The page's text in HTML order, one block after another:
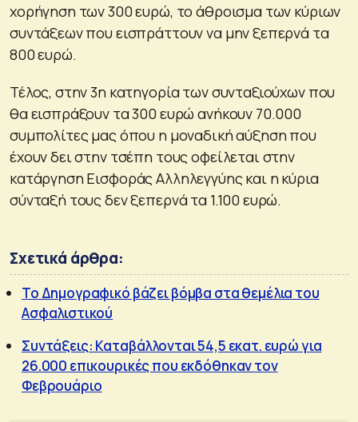
χορήγηση των 300 ευρώ, το άθροισμα των κύριων
συντάξεων που εισπράττουν να μην ξεπερνά τα
800 ευρώ.
Τέλος, στην 3η κατηγορία των συνταξιούχων που
θα εισπράξουν τα 300 ευρώ ανήκουν 70.000
συμπολίτες μας όπου η μοναδική αύξηση που
έχουν δει στην τσέπη τους οφείλεται στην
κατάργηση Εισφοράς Αλληλεγγύης και η κύρια
σύνταξή τους δεν ξεπερνά τα 1.100 ευρώ.
Σχετικά άρθρα:
Το Δημογραφικό βάζει βόμβα στα θεμέλια του
Ασφαλιστικού
Συντάξεις: Καταβάλλονται 54,5 εκατ. ευρώ για
26.000 επικουρικές που εκδόθηκαν τον
Φεβρουάριο